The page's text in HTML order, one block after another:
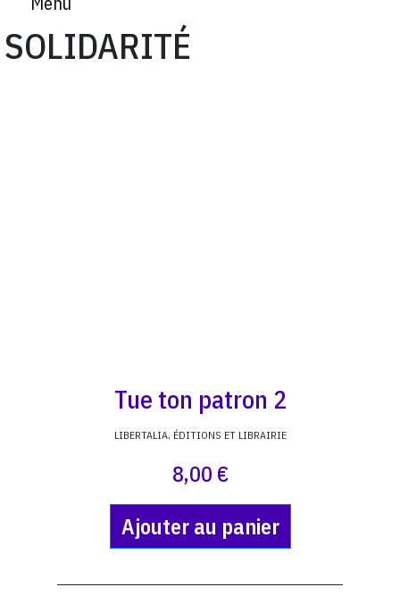
SOLIDARITÉ
Tue ton patron 2
LIBERTALIA, ÉDITIONS ET LIBRAIRIE
8,00 €
Ajouter au panier